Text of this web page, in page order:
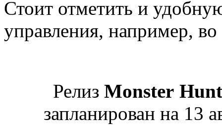
Стоит отметить и
управления, например,
РелизMonster
запланирован на 13